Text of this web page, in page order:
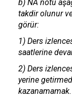
b) NA notu
takdir olunur
görür:
1) Ders
saatlerine
2) Ders
yerine
kazanamamak.